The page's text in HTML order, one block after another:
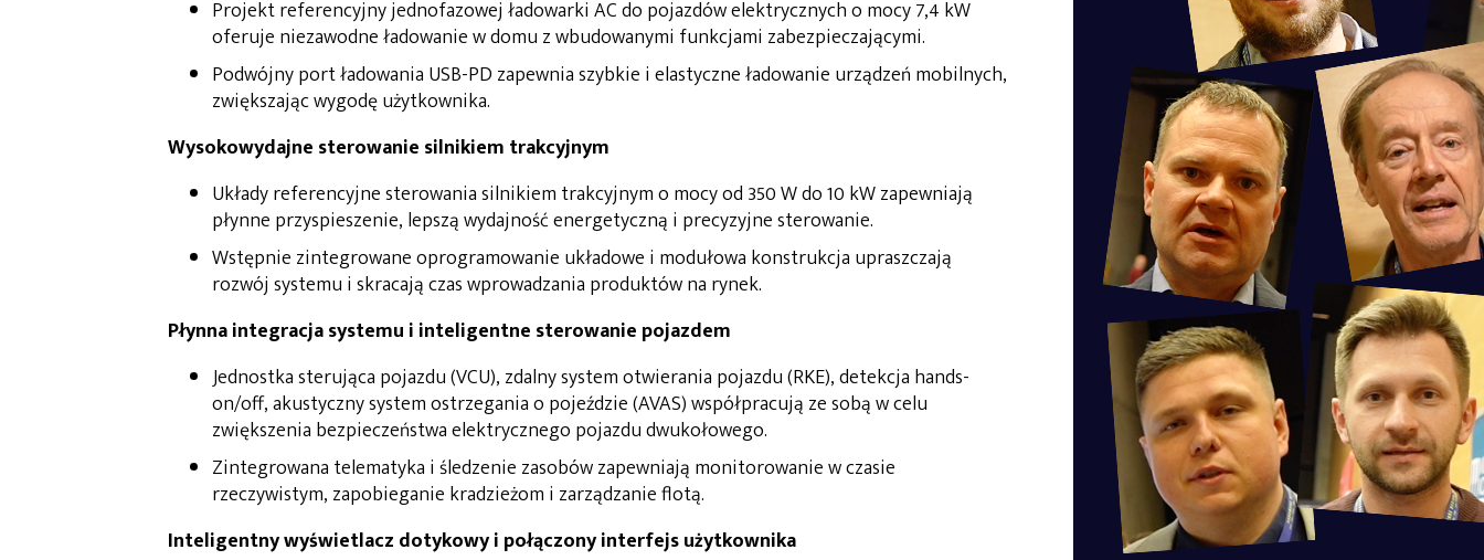
Projekt referencyjny jednofazowej ładowarki AC do pojazdów elektrycznych o mocy 7,4 kW
oferuje niezawodne ładowanie w domu z wbudowanymi funkcjami zabezpieczającymi.
Podwójny port ładowania USB-PD zapewnia szybkie i elastyczne ładowanie urządzeń mobilnych,
zwiększając wygodę użytkownika.
Wysokowydajne sterowanie silnikiem trakcyjnym
Układy referencyjne sterowania silnikiem trakcyjnym o mocy od 350 W do 10 kW zapewniają
płynne przyspieszenie, lepszą wydajność energetyczną i precyzyjne sterowanie.
Wstępnie zintegrowane oprogramowanie układowe i modułowa konstrukcja upraszczają
rozwój systemu i skracają czas wprowadzania produktów na rynek.
Płynna integracja systemu i inteligentne sterowanie pojazdem
Jednostka sterująca pojazdu (VCU), zdalny system otwierania pojazdu (RKE), detekcja hands-
on/off, akustyczny system ostrzegania o pojeździe (AVAS) współpracują ze sobą w celu
zwiększenia bezpieczeństwa elektrycznego pojazdu dwukołowego.
Zintegrowana telematyka i śledzenie zasobów zapewniają monitorowanie w czasie
rzeczywistym, zapobieganie kradzieżom i zarządzanie flotą.
Inteligentny wyświetlacz dotykowy i połączony interfejs użytkownika